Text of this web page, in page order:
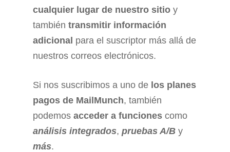
cualquier lugar de nuestro sitio y
también transmitir información
adicional para el suscriptor más allá de
nuestros correos electrónicos.
Si nos suscribimos a uno de los planes
pagos de MailMunch, también
podemos acceder a funciones como
análisis integrados, pruebas A/B y
más.